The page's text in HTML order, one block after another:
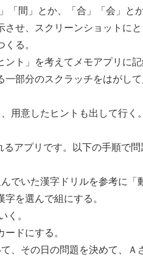
「間」とか、「合」「会」と
させ、スクリーンショットにと
くる。
ント」を考えてメモアプリに記
一部分のスクラッチをはがし
用意したヒントも出して行く。
アプリです。以下の手順で問
んでいた漢字ドリルを参考に
を選んで組にする。
く。
ードにする。
、その日の問題を決めて、Ａ